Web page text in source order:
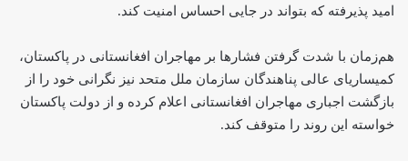
امید پذیرفته که بتواند در جایی احساس امنیت کند.
هم‌زمان با شدت گرفتن فشارها بر مهاجران افغانستانی در پاکستان،
کمیساریای عالی پناهندگان سازمان ملل متحد نیز نگرانی خود را از
بازگشت اجباری مهاجران افغانستانی اعلام کرده و از دولت پاکستان
خواسته این روند را متوقف کند.